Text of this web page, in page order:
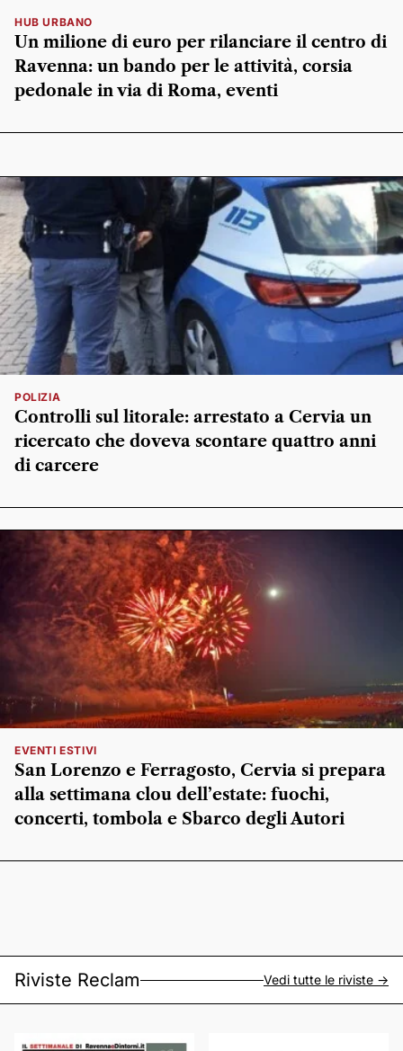
HUB URBANO
Un milione di euro per rilanciare il centro di
Ravenna: un bando per le attività, corsia
pedonale in via di Roma, eventi
POLIZIA
Controlli sul litorale: arrestato a Cervia un
ricercato che doveva scontare quattro anni
di carcere
EVENTI ESTIVI
San Lorenzo e Ferragosto, Cervia si prepara
alla settimana clou dell’estate: fuochi,
concerti, tombola e Sbarco degli Autori
Riviste Reclam Vedi tutte le riviste ->